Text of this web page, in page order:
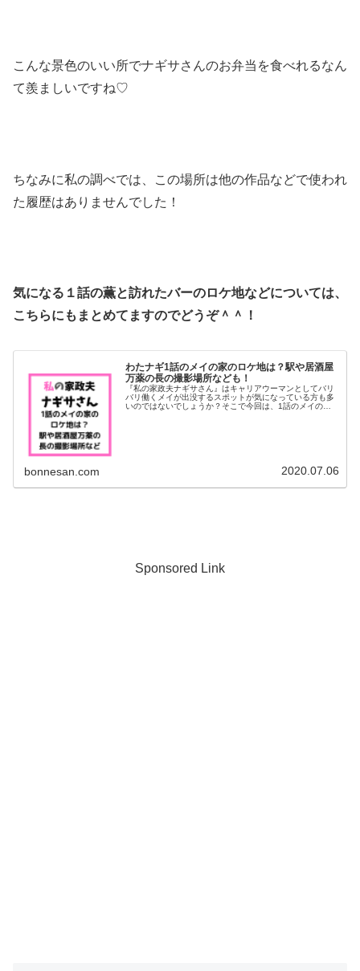
こんな景色のいい所でナギサさんのお弁当を食べれるなん
て羨ましいですね♡
ちなみに私の調べでは、この場所は他の作品などで使われ
た履歴はありませんでした！
気になる１話の薫と訪れたバーのロケ地などについては、
こちらにもまとめてますのでどうぞ＾＾！
わたナギ1話のメイの家のロケ地は？駅や居酒屋
万薬の長の撮影場所なども！
『私の家政夫ナギサさん』はキャリアウーマンとしてバリ
バリ働くメイが出没するスポットが気になっている方も多
いのではないでしょうか？そこで今回は、1話のメイの家
bonnesan.com 2020.07.06
Sponsored Link